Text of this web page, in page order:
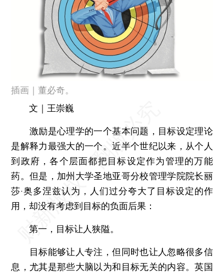
插画｜董必奇。
文｜王崇巍
激励是心理学的一个基本问题，目标设定理论
是解释力最强大的一个。近半个世纪以来，从个人
到政府，各个层面都把目标设定作为管理的万能
药。但是，加州大学圣地亚哥分校管理学院院长丽
莎·奥多涅兹认为，人们过分夸大了目标设定的作
用，却没有考虑到目标的负面后果：
第一，目标让人狭隘。
目标能够让人专注，但同时也让人忽略很多信
息，尤其是那些大脑以为和目标无关的内容。英国